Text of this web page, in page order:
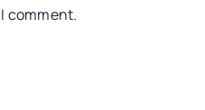
comment.